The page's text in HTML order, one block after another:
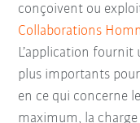
conçoivent ou
Collaborations
L’application fournit
plus importants pour
en ce qui concerne
maximum, la